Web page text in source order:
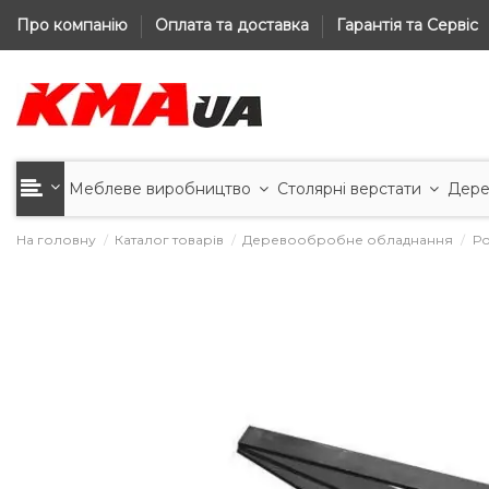
Про компанію Оплата та доставка Гарантія та Сервіс
Меблеве виробництво Столярні верстати
На головну Каталог товарів Деревообробне обладнання